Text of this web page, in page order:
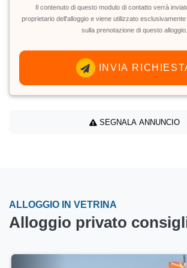
Il contenuto di questo modulo di contatto verrà
proprietario dell'alloggio e viene utilizzato
sulla prenotazione di questo alloggio.
INVIA
SEGNALA ANNUNCIO
ALLOGGIO IN VETRINA
Alloggio privato